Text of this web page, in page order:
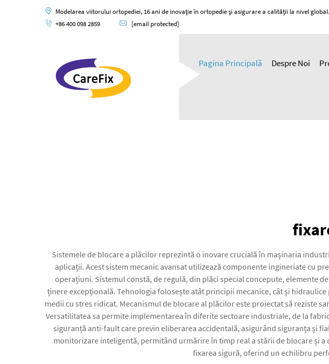
Modelarea viitorului ortopediei, 16 ani de inovație în ortopedie și asigurare a calității la nivel global.
+86 400 098 2859
[email protected]
Pagina Principală Despre Noi
Sistemele de blocare a plăcilor reprezintă o inovare crucială în mașinaria
aplicații. Acest sistem mecanic avansat utilizează componente ingineriate cu
operațiuni. Sistemul constă, de regulă, din plăci special concepute, elemente
ținere excepțională. Tehnologia folosește atât principii mecanice, cât și
medii cu stres ridicat. Mecanismul de blocare al plăcilor este proiectat să reziste
Versatilitatea sa permite implementarea în diferite sectoare industriale, de la
siguranță anti-fault care previn eliberarea accidentală, asigurând siguranța și
monitorizare inteligentă, permitând urmărire în timp real a stării de blocare și
fixarea sigură, oferind un echilibru